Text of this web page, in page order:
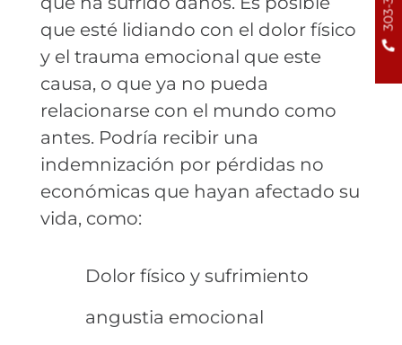
que esté lidiando con el dolor físico
y el trauma emocional que este
causa, o que ya no pueda
relacionarse con el mundo como
antes. Podría recibir una
indemnización por pérdidas no
económicas que hayan afectado su
vida, como:
Dolor físico y sufrimiento
angustia emocional